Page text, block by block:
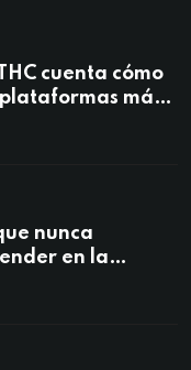
cuenta cómo
más
colombiano
nunca
en la